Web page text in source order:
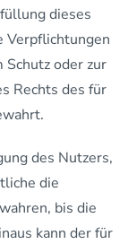
dieses
Verpflichtungen
Schutz oder zur
Rechts des für
des Nutzers,
die
bis die
kann der für